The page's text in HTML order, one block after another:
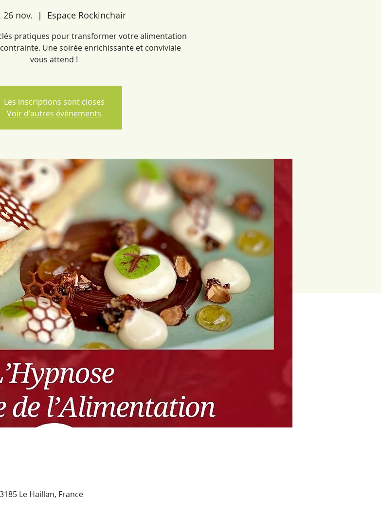
26 nov.
  |
Espace Rockinchair
pratiques pour transformer votre alimentation
Une soirée enrichissante et conviviale
vous attend !
Les inscriptions sont closes
Voir d'autres événements
Le Haillan, France